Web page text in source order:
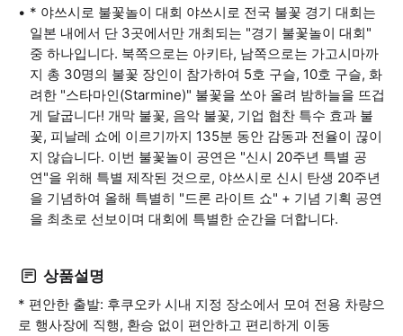
* 야쓰시로 불꽃놀이 대회 야쓰시로 전국 불꽃 경기 대회는
일본 내에서 단 3곳에서만 개최되는 "경기 불꽃놀이 대회"
중 하나입니다. 북쪽으로는 아키타, 남쪽으로는 가고시마까
지 총 30명의 불꽃 장인이 참가하여 5호 구슬, 10호 구슬, 화
려한 "스타마인(Starmine)" 불꽃을 쏘아 올려 밤하늘을 뜨겁
게 달굽니다! 개막 불꽃, 음악 불꽃, 기업 협찬 특수 효과 불
꽃, 피날레 쇼에 이르기까지 135분 동안 감동과 전율이 끊이
지 않습니다. 이번 불꽃놀이 공연은 "신시 20주년 특별 공
연"을 위해 특별 제작된 것으로, 야쓰시로 신시 탄생 20주년
을 기념하여 올해 특별히 "드론 라이트 쇼" + 기념 기획 공연
을 최초로 선보이며 대회에 특별한 순간을 더합니다.
상품설명
* 편안한 출발: 후쿠오카 시내 지정 장소에서 모여 전용 차량으
로 행사장에 직행, 환승 없이 편안하고 편리하게 이동